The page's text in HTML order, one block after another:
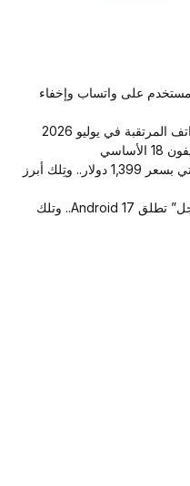
على واتساب وإخفاء
ارتفاع في السعر| آيفون 18 برو يأتي بسعر 1,399 دولار.. وتِلك أبرز
لأجهزة Pixel| بشكل رسمي “جوجل” تطلق Android 17.. وتلك